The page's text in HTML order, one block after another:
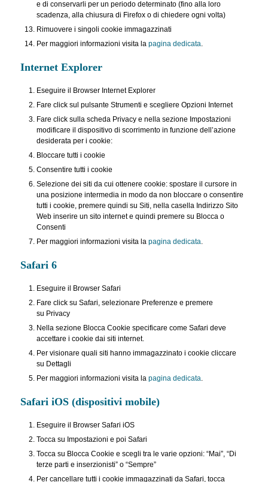
e di conservarli per un periodo determinato (fino alla loro
scadenza, alla chiusura di Firefox o di chiedere ogni volta)
Rimuovere i singoli cookie immagazzinati
Per maggiori informazioni visita la pagina dedicata
Internet Explorer
Eseguire il Browser Internet Explorer
Fare click sul pulsante Strumenti e scegliere Opzioni Internet
Fare click sulla scheda Privacy e nella sezione Impostazioni
modificare il dispositivo di scorrimento in funzione dell’azione
desiderata per i cookie:
Bloccare tutti i cookie
Consentire tutti i cookie
Selezione dei siti da cui ottenere cookie: spostare il cursore in
una posizione intermedia in modo da non bloccare o consentire
tutti i cookie, premere quindi su Siti, nella casella Indirizzo Sito
Web inserire un sito internet e quindi premere su Blocca o
Consenti
Per maggiori informazioni visita la pagina dedicata
Safari 6
Eseguire il Browser Safari
Fare click su Safari, selezionare Preferenze e premere
su Privacy
Nella sezione Blocca Cookie specificare come Safari deve
accettare i cookie dai siti internet.
Per visionare quali siti hanno immagazzinato i cookie cliccare
su Dettagli
Per maggiori informazioni visita la pagina dedicata
Safari iOS (dispositivi mobile)
Eseguire il Browser Safari iOS
Tocca su Impostazioni e poi Safari
Tocca su Blocca Cookie e scegli tra le varie opzioni: “Mai”, “Di
terze parti e inserzionisti” o “Sempre”
Per cancellare tutti i cookie immagazzinati da Safari, tocca